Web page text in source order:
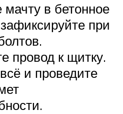
в бетонное
при
провод к щитку.
и проведите